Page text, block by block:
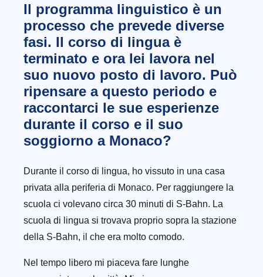
Il programma linguistico è un
processo che prevede diverse
fasi. Il corso di lingua è
terminato e ora lei lavora nel
suo nuovo posto di lavoro. Può
ripensare a questo periodo e
raccontarci le sue esperienze
durante il corso e il suo
soggiorno a Monaco?
Durante il corso di lingua, ho vissuto in una casa
privata alla periferia di Monaco. Per raggiungere la
scuola ci volevano circa 30 minuti di S-Bahn. La
scuola di lingua si trovava proprio sopra la stazione
della S-Bahn, il che era molto comodo.
Nel tempo libero mi piaceva fare lunghe